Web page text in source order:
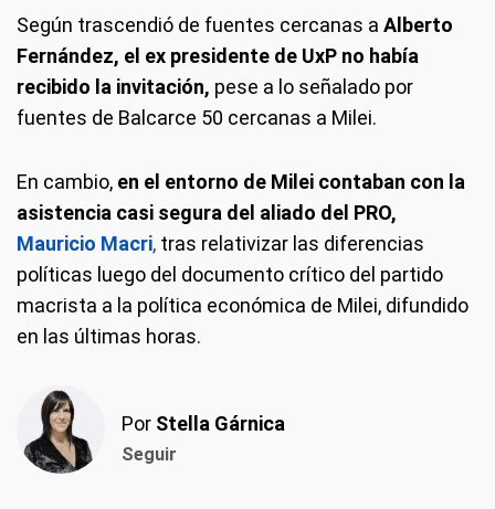
Según trascendió de fuentes cercanas a Alberto
Fernández, el ex presidente de UxP no había
recibido la invitación, pese a lo señalado por
fuentes de Balcarce 50 cercanas a Milei.
En cambio, en el entorno de Milei contaban con la
asistencia casi segura del aliado del PRO,
Mauricio Macri, tras relativizar las diferencias
políticas luego del documento crítico del partido
macrista a la política económica de Milei, difundido
en las últimas horas.
Por Stella Gárnica
Seguir